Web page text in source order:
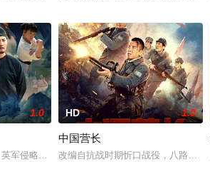
大接力》。《军属》讲述解放军军官侯泽
1.0
军侵略军攻破广州，饱经鸦片毒害的百姓活在至
HD 1.0
中国营长
改编自抗战时期忻口战役，八路军抗